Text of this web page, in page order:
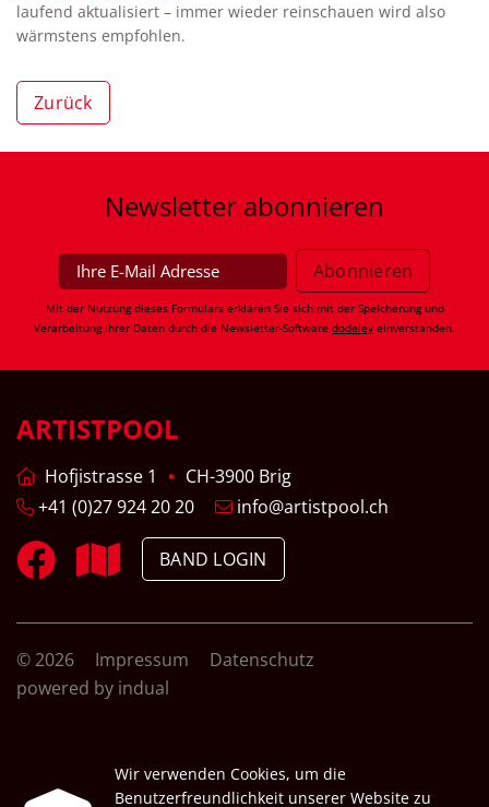
laufend aktualisiert – immer wieder reinschauen wird also
wärmstens empfohlen.
Zurück
Newsletter abonnieren
Mit der Nutzung dieses Formulars erklären Sie sich mit der Speicherung und
Verarbeitung Ihrer Daten durch die Newsletter-Software dodeley einverstanden.
ARTISTPOOL
Hofjistrasse 1
CH-3900 Brig
+41 (0)27 924 20 20
info@artistpool.ch
BAND LOGIN
© 2026 Impressum
Datenschutz
powered by indual
Wir verwenden Cookies, um die
Benutzerfreundlichkeit unserer Website zu